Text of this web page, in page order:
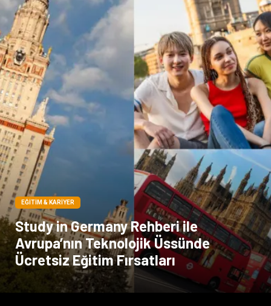
Kına Gecesi genel blog
Sigorta Veteriner
kadınlar ve takı sağlık
Spor Malzemeleri
EĞITIM & KARIYER
Study in Germany Rehberi ile
Avrupa’nın Teknolojik Üssünde
Ücretsiz Eğitim Fırsatları